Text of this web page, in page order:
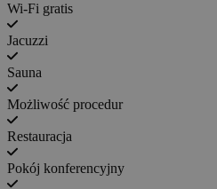
Wi-Fi gratis
Jacuzzi
Sauna
Możliwość procedur
Restauracja
Pokój konferencyjny